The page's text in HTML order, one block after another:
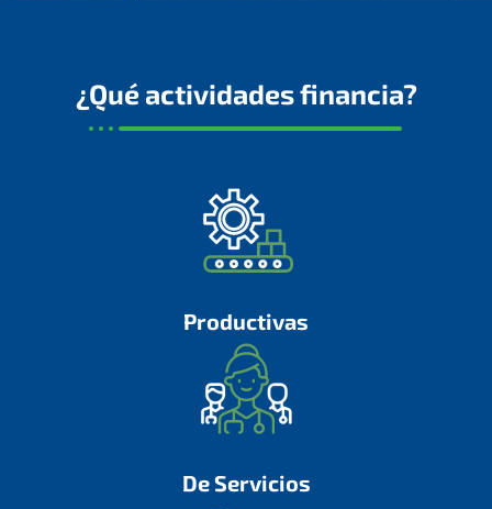
¿Qué actividades financia?
Productivas
De Servicios